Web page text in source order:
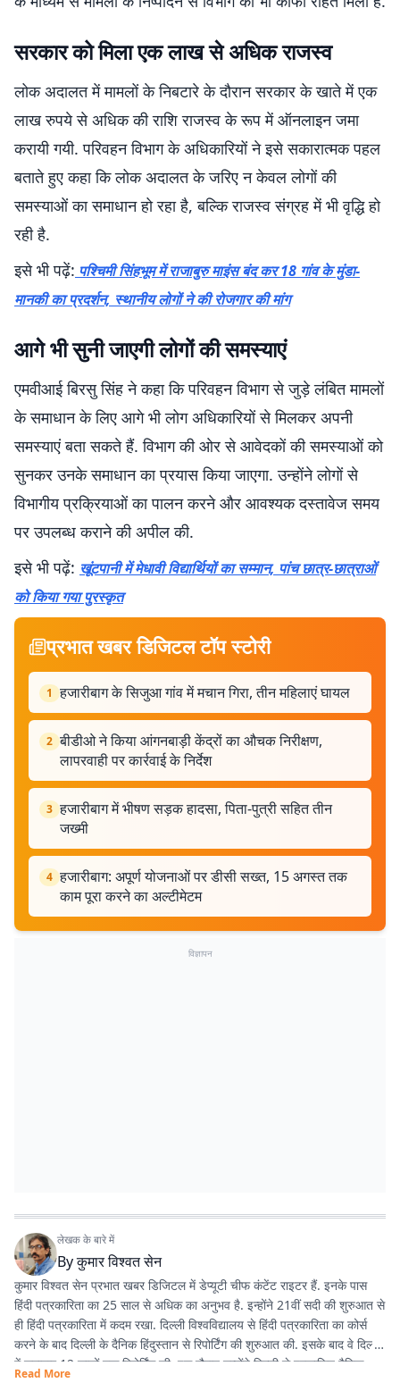
सरकार को मिला एक लाख से अधिक राजस्व
लोक अदालत में मामलों के निबटारे के दौरान सरकार के खाते में एक
लाख रुपये से अधिक की राशि राजस्व के रूप में ऑनलाइन जमा
करायी गयी. परिवहन विभाग के अधिकारियों ने इसे सकारात्मक पहल
बताते हुए कहा कि लोक अदालत के जरिए न केवल लोगों की
समस्याओं का समाधान हो रहा है, बल्कि राजस्व संग्रह में भी वृद्धि हो
रही है.
इसे भी पढ़ें: पश्चिमी सिंहभूम में राजाबुरु माइंस बंद कर 18 गांव के मुंडा-
मानकी का प्रदर्शन, स्थानीय लोगों ने की रोजगार की मांग
आगे भी सुनी जाएगी लोगों की समस्याएं
एमवीआई बिरसु सिंह ने कहा कि परिवहन विभाग से जुड़े लंबित मामलों
के समाधान के लिए आगे भी लोग अधिकारियों से मिलकर अपनी
समस्याएं बता सकते हैं. विभाग की ओर से आवेदकों की समस्याओं को
सुनकर उनके समाधान का प्रयास किया जाएगा. उन्होंने लोगों से
विभागीय प्रक्रियाओं का पालन करने और आवश्यक दस्तावेज समय
पर उपलब्ध कराने की अपील की.
इसे भी पढ़ें: खूंटपानी में मेधावी विद्यार्थियों का सम्मान, पांच छात्र-छात्राओं
को किया गया पुरस्कृत
प्रभात खबर डिजिटल टॉप स्टोरी
1 हजारीबाग के सिजुआ गांव में मचान गिरा, तीन महिलाएं घायल
2 बीडीओ ने किया आंगनबाड़ी केंद्रों का औचक निरीक्षण,
लापरवाही पर कार्रवाई के निर्देश
3 हजारीबाग में भीषण सड़क हादसा, पिता-पुत्री सहित तीन
जख्मी
4 हजारीबाग: अपूर्ण योजनाओं पर डीसी सख्त, 15 अगस्त तक
काम पूरा करने का अल्टीमेटम
विज्ञापन
लेखक के बारे में
Byकुमार विश्वत सेन
कुमार विश्वत सेन प्रभात खबर डिजिटल में डेप्यूटी चीफ कंटेंट राइटर हैं. इनके पास
हिंदी पत्रकारिता का 25 साल से अधिक का अनुभव है. इन्होंने 21वीं सदी की शुरुआत से
ही हिंदी पत्रकारिता में कदम रखा. दिल्ली विश्वविद्यालय से हिंदी पत्रकारिता का कोर्स
करने के बाद दिल्ली के दैनिक हिंदुस्तान से रिपोर्टिंग की शुरुआत की. इसके बाद वे दिल्ली
में लगातार 12 सालों तक रिपोर्टिंग की. इस दौरान उन्होंने दिल्ली से प्रकाशित दैनिक
हिंदुस्तान दैनिक जागरण, देशबंधु जैसे प्रतिष्ठित अखबारों के साथ कई साप्ताहिक
Read More